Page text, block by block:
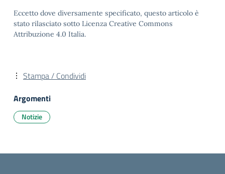
Eccetto dove diversamente specificato, questo articolo è
stato rilasciato sotto Licenza Creative Commons
Attribuzione 4.0 Italia.
Stampa / Condividi
Argomenti
Notizie